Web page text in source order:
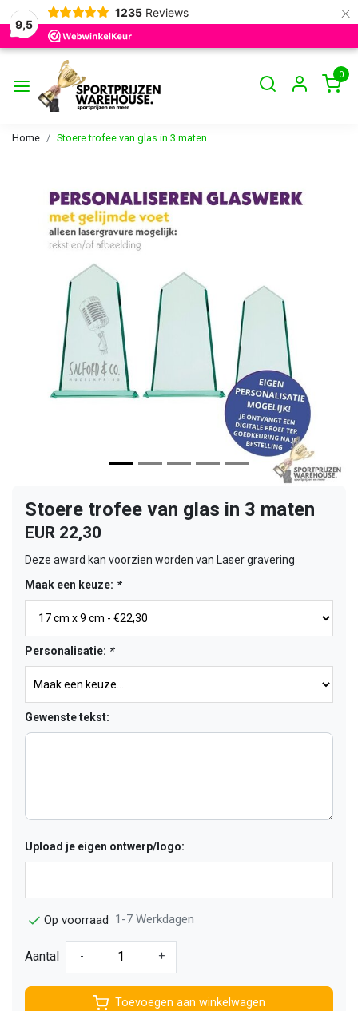
9,5
1235 Reviews ×
0
Home Stoere trofee van glas in 3 maten
Vorige
Stoere trofee van glas in 3 maten
EUR 22,30
Deze award kan voorzien worden van Laser gravering
Maak een keuze: *
Personalisatie: *
Gewenste tekst:
Upload je eigen ontwerp/logo:
Op voorraad 1-7 Werkdagen
Aantal - +
Toevoegen aan winkelwagen